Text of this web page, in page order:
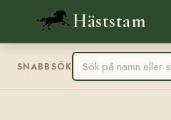
Häststam
SNABBSÖK